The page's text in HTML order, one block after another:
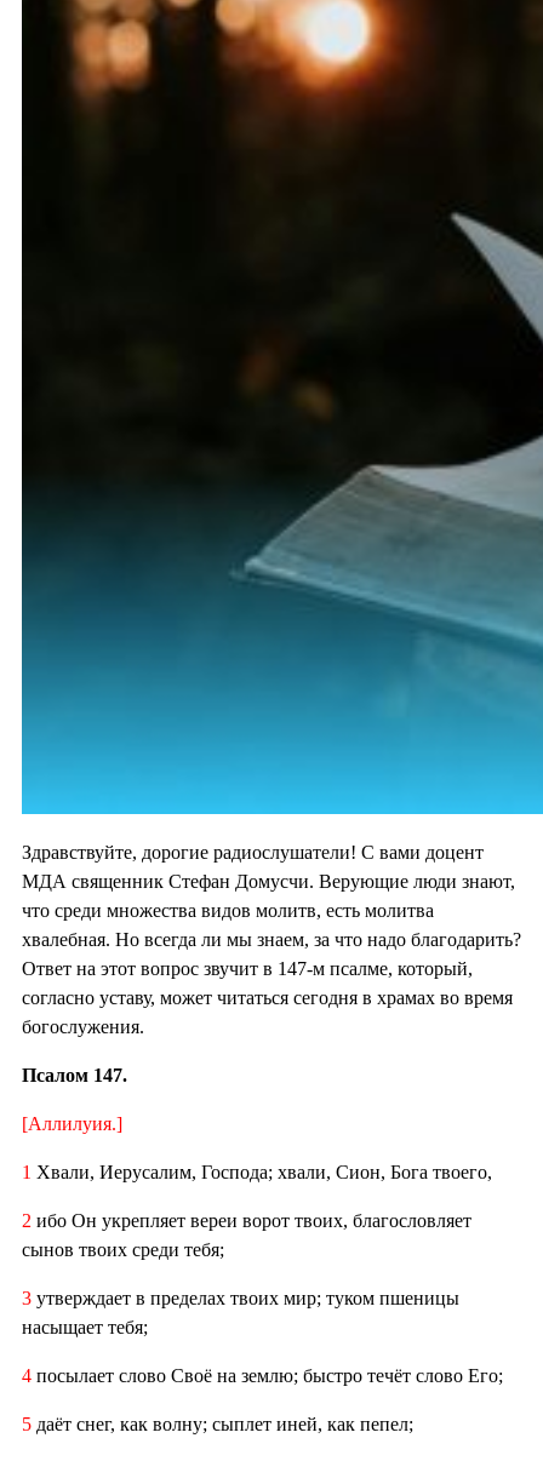
Здравствуйте, дорогие радиослушатели! С вами доцент
МДА священник Стефан Домусчи. Верующие люди знают,
что среди множества видов молитв, есть молитва
хвалебная. Но всегда ли мы знаем, за что надо благодарить?
Ответ на этот вопрос звучит в 147-м псалме, который,
согласно уставу, может читаться сегодня в храмах во время
богослужения.
Псалом 147.
[Аллилуия.]
1 Хвали, Иерусалим, Господа; хвали, Сион, Бога твоего,
2 ибо Он укрепляет вереи ворот твоих, благословляет
сынов твоих среди тебя;
3 утверждает в пределах твоих мир; туком пшеницы
насыщает тебя;
4 посылает слово Своё на землю; быстро течёт слово Его;
5 даёт снег, как волну; сыплет иней, как пепел;